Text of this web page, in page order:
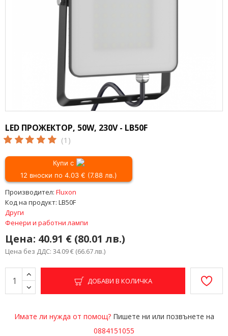
LED ПРОЖЕКТОР, 50W, 230V - LB50F
(1)
Цена: 40.91 € (80.01 лв.)
Цена без ДДС: 34.09 € (66.67 лв.)
Производител: Fluxon
Код на продукт: LB50F
Други
Фенери и работни лампи
ДОБАВИ В КОЛИЧКА
Купи с
12 вноски по 4.03 € (7.88 лв.)
Имате ли нужда от помощ?Пишете ни или позвънете на
0884151055